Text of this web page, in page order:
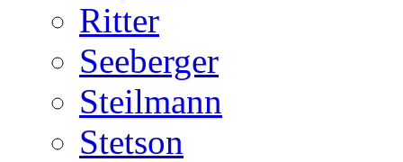
Ritter
Seeberger
Steilmann
Stetson